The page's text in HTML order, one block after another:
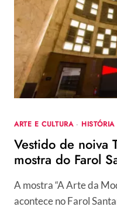
ARTE E CULTURA·
Vestido de noiva
mostra do Farol
A mostra “A Arte da
acontece no Farol